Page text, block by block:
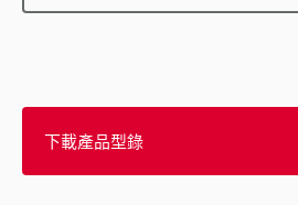
下載產品型錄